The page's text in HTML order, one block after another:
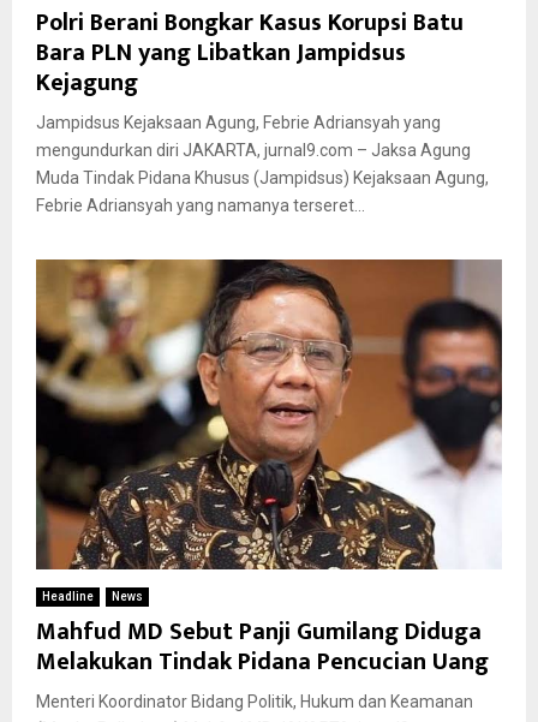
Polri Berani Bongkar Kasus Korupsi Batu
Bara PLN yang Libatkan Jampidsus
Kejagung
Jampidsus Kejaksaan Agung, Febrie Adriansyah yang
mengundurkan diri JAKARTA, jurnal9.com – Jaksa Agung
Muda Tindak Pidana Khusus (Jampidsus) Kejaksaan Agung,
Febrie Adriansyah yang namanya terseret...
Headline News
Mahfud MD Sebut Panji Gumilang Diduga
Melakukan Tindak Pidana Pencucian Uang
Menteri Koordinator Bidang Politik, Hukum dan Keamanan